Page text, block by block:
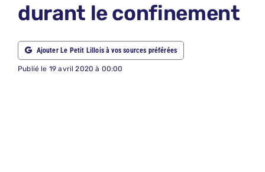
durant le confinement
Ajouter Le Petit Lillois à vos sources préférées
Publié le 19 avril 2020 à 00:00